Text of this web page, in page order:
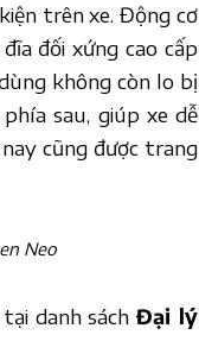
trên xe. Động cơ
đối xứng cao cấp
không còn lo bị
sau, giúp xe dễ
cũng được trang
Neo
danh sách Đại lý